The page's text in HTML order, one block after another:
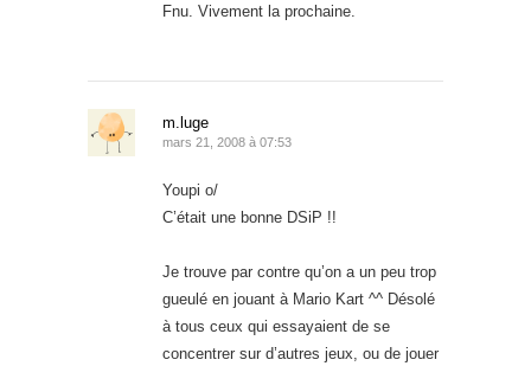
Fnu. Vivement la prochaine.
m.luge
mars 21, 2008 à 07:53
Youpi o/
C’était une bonne DSiP !!
Je trouve par contre qu’on a un peu trop
gueulé en jouant à Mario Kart ^^ Désolé
à tous ceux qui essayaient de se
concentrer sur d’autres jeux, ou de jouer